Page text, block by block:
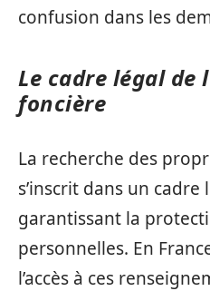
confusion dans les
Le cadre légal de
foncière
La recherche des
s’inscrit dans un
garantissant la
personnelles. En
l’accès à ces